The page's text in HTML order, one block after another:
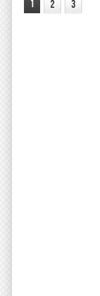
1 2 3